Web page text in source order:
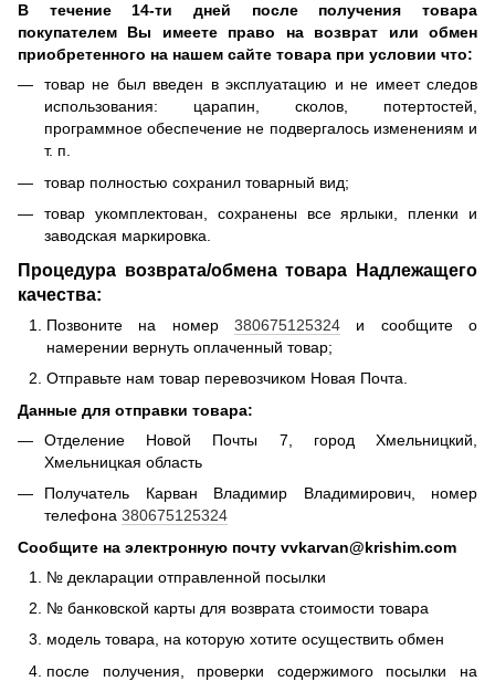
В течение 14-ти дней после получения товара
покупателем Вы имеете право на возврат или обмен
приобретенного на нашем сайте товара при условии что:
товар не был введен в эксплуатацию и не имеет следов
использования: царапин, сколов, потертостей,
программное обеспечение не подвергалось изменениям и
т. п.
товар полностью сохранил товарный вид;
товар укомплектован, сохранены все ярлыки, пленки и
заводская маркировка.
Процедура возврата/обмена товара Надлежащего
качества:
Позвоните на номер 380675125324 и сообщите о
намерении вернуть оплаченный товар;
Отправьте нам товар перевозчиком Новая Почта.
Данные для отправки товара:
Отделение Новой Почты 7, город Хмельницкий,
Хмельницкая область
Получатель Карван Владимир Владимирович, номер
телефона 380675125324
Сообщите на электронную почту vvkarvan@krishim.com
№ декларации отправленной посылки
№ банковской карты для возврата стоимости товара
модель товара, на которую хотите осуществить обмен
после получения, проверки содержимого посылки на